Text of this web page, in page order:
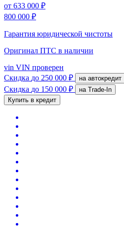
от 633 000 ₽
800 000 ₽
Гарантия юридической чистоты
Оригинал ПТС в наличии
vin VIN проверен
Скидка до 250 000 ₽ на автокредит
Скидка до 150 000 ₽
на Trade-In
Купить в кредит